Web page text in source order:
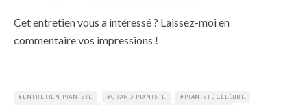
Cet entretien vous a intéressé ? Laissez-moi en
commentaire vos impressions !
ENTRETIEN PIANISTE GRAND PIANISTE PIANISTE CÉLÈBRE